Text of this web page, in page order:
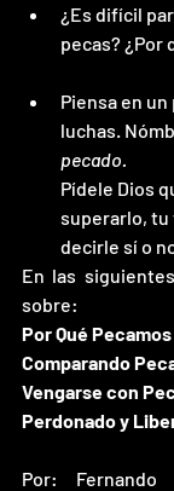
¿Es difícil
pecas? ¿Por
Piensa en
luchas.
pecado.
Pídele Dios
superarlo, tu
decirle sí o
En las
sobre:
Por Qué
Comparando
Vengarse con
Perdonado y
Por: